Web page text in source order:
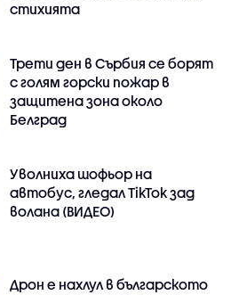
стихията
Трети ден в Сърбия се борят
с голям горски пожар в
защитена зона около
Белград
Уволниха шофьор на
автобус, гледал TikTok зад
волана (ВИДЕО)
Дрон е нахлул в българското